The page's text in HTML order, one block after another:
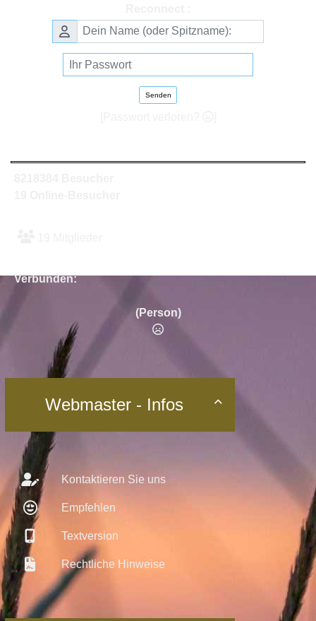
Senden
Verbunden:
(Person)

Webmaster - Infos
Kontaktieren Sie uns
Empfehlen
Textversion
Rechtliche Hinweise